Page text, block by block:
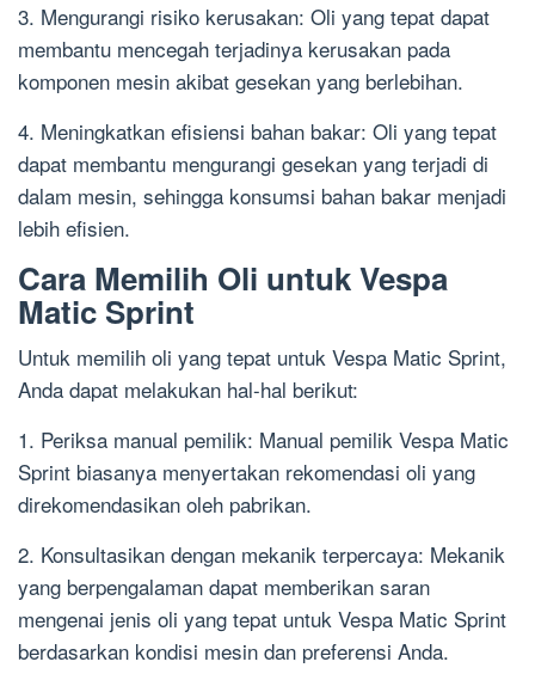
3. Mengurangi risiko kerusakan: Oli yang tepat dapat
membantu mencegah terjadinya kerusakan pada
komponen mesin akibat gesekan yang berlebihan.
4. Meningkatkan efisiensi bahan bakar: Oli yang tepat
dapat membantu mengurangi gesekan yang terjadi di
dalam mesin, sehingga konsumsi bahan bakar menjadi
lebih efisien.
Cara Memilih Oli untuk Vespa
Matic Sprint
Untuk memilih oli yang tepat untuk Vespa Matic Sprint,
Anda dapat melakukan hal-hal berikut:
1. Periksa manual pemilik: Manual pemilik Vespa Matic
Sprint biasanya menyertakan rekomendasi oli yang
direkomendasikan oleh pabrikan.
2. Konsultasikan dengan mekanik terpercaya: Mekanik
yang berpengalaman dapat memberikan saran
mengenai jenis oli yang tepat untuk Vespa Matic Sprint
berdasarkan kondisi mesin dan preferensi Anda.